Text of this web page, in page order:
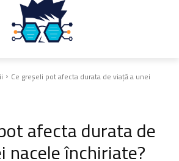
Ce greșeli pot afecta durata de viață a unei
afecta durata de
nacele închiriate?